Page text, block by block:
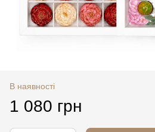
В наявності
1 080 грн